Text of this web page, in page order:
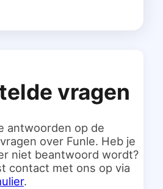
vragen
antwoorden op de
over Funle. Heb je
niet beantwoord wordt?
contact met ons op via
.